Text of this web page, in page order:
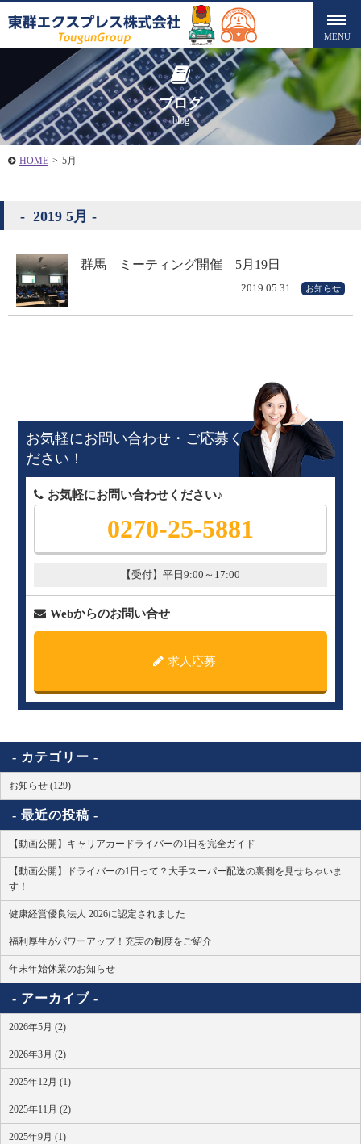
ブログ
blog
HOME > 5月
2019 5月
群馬 ミーティング開催 5月19日
2019.05.31 お知らせ
お気軽にお問い合わせ・ご応募く
ださい！
お気軽にお問い合わせください♪
0270-25-5881
【受付】平日9:00～17:00
Webからのお問い合せ
求人応募
カテゴリー
お知らせ (129)
最近の投稿
【動画公開】キャリアカードライバーの1日を完全ガイド
【動画公開】ドライバーの1日って？大手スーパー配送の裏側を見せちゃいま
す！
健康経営優良法人 2026に認定されました
福利厚生がパワーアップ！充実の制度をご紹介
年末年始休業のお知らせ
アーカイブ
2026年5月 (2)
2026年3月 (2)
2025年12月 (1)
2025年11月 (2)
2025年9月 (1)